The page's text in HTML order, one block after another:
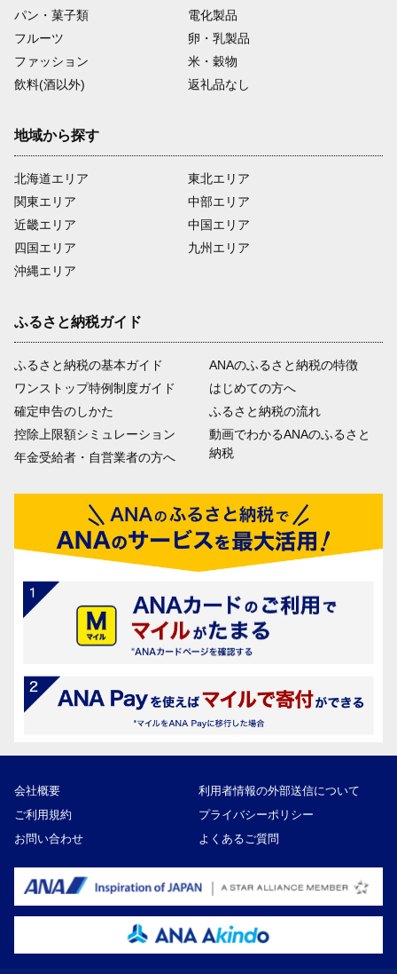
パン・菓子類
電化製品
フルーツ
卵・乳製品
ファッション
米・穀物
飲料(酒以外)
返礼品なし
地域から探す
北海道エリア
関東エリア
近畿エリア
四国エリア
沖縄エリア
東北エリア
中部エリア
中国エリア
九州エリア
ふるさと納税ガイド
ふるさと納税の基本ガイド
ワンストップ特例制度ガイド
確定申告のしかた
控除上限額シミュレーション
年金受給者・自営業者の方へ
ANAのふるさと納税の特徴
はじめての方へ
ふるさと納税の流れ
動画でわかるANAのふるさと
納税
会社概要
利用者情報の外部送信について
ご利用規約
プライバシーポリシー
お問い合わせ
よくあるご質問